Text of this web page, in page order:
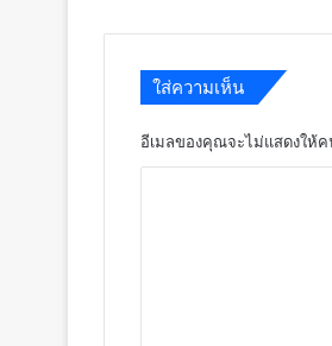
ใส่ความเห็น
อีเมลของคุณจะไม่แสดงให้